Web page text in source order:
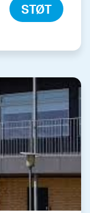
STØT